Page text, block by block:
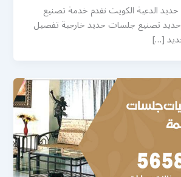
حديد الدعية الكويت نقدم خدمة تصنيع
تصنيع جلسات حديد خارجية تفصيل
[…]